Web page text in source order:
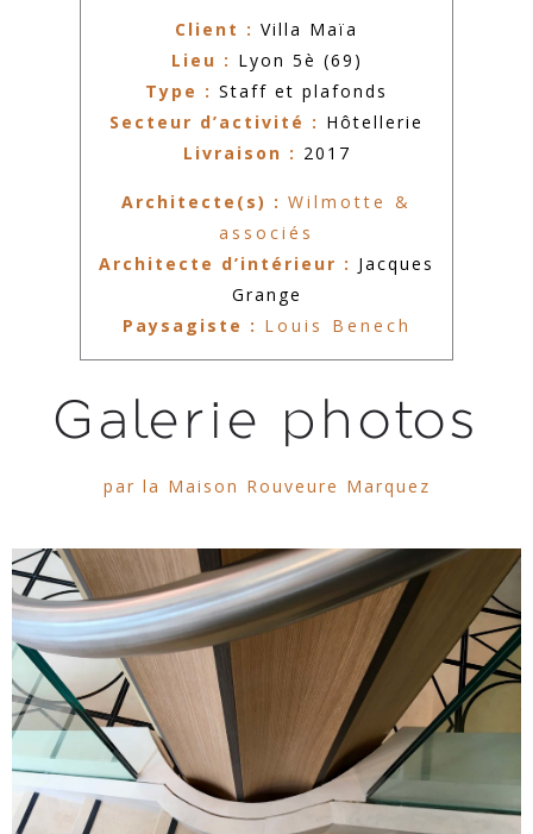
Client : Villa Maïa
Lieu : Lyon 5è (69)
Type : Staff et plafonds
Secteur d’activité : Hôtellerie
Livraison : 2017
Architecte(s) : Wilmotte &
associés
Architecte d’intérieur : Jacques
Grange
Paysagiste : Louis Benech
Galerie photos
par la Maison Rouveure Marquez